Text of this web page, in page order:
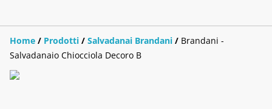
Home / Prodotti / Salvadanai Brandani / Brandani -
Salvadanaio Chiocciola Decoro B